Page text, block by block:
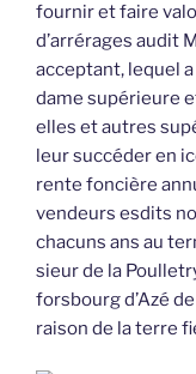
fournir et faire
d’arrérages audit
acceptant, lequel
dame supérieure
elles et autres
leur succéder en
rente foncière
vendeurs esdits
chacuns ans au
sieur de la
forsbourg d’Azé
raison de la terre